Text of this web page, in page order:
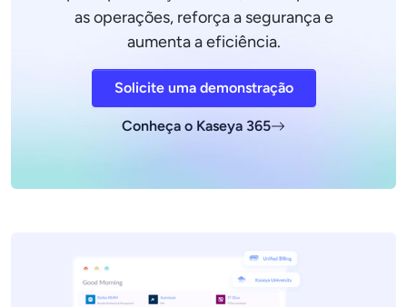
as operações, reforça a segurança e
aumenta a eficiência.
Solicite uma demonstração
Conheça o Kaseya 365